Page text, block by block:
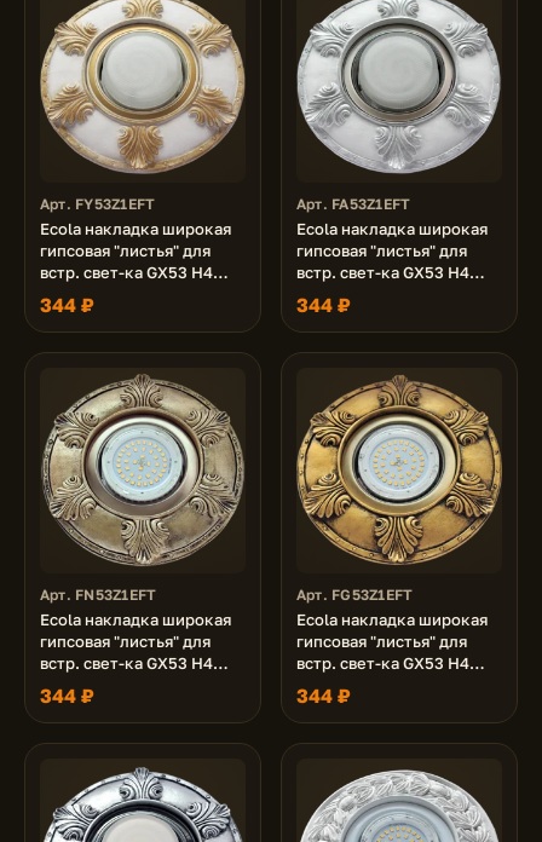
Арт. FY53Z1EFT
Ecola накладка широкая
гипсовая "листья" для
встр. свет-ка GX53 H4
золото на белом 19х195
344 ₽
Арт. FA53Z1EFT
Ecola накладка широкая
гипсовая "листья" для
встр. свет-ка GX53 H4
серебро на белом 19х195
344 ₽
Арт. FN53Z1EFT
Ecola накладка широкая
гипсовая "листья" для
встр. свет-ка GX53 H4
черненая бронза 19х195
344 ₽
Арт. FG53Z1EFT
Ecola накладка широкая
гипсовая "листья" для
встр. свет-ка GX53 H4
черненое золото 19х195
344 ₽